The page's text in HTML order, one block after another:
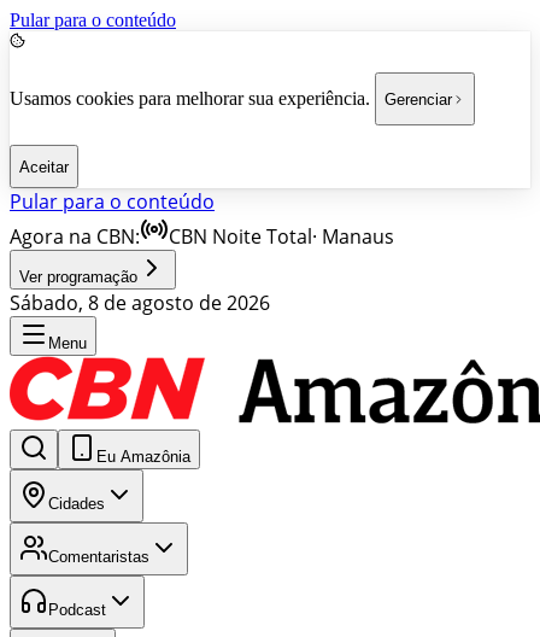
Pular para o conteúdo
Usamos cookies para melhorar sua experiência. Gerenciar
Aceitar
Pular para o conteúdo
Agora na CBN:
CBN Noite Total· Manaus
Ver programação
Sábado, 8 de agosto de 2026
Menu
Eu Amazônia
Cidades
Comentaristas
Podcast